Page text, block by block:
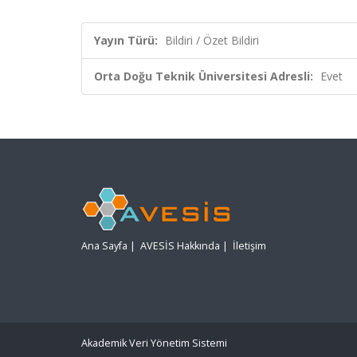
Yayın Türü: Bildiri / Özet Bildiri
Orta Doğu Teknik Üniversitesi Adresli: Evet
Ana Sayfa | AVESİS Hakkında | İletişim
Akademik Veri Yönetim Sistemi